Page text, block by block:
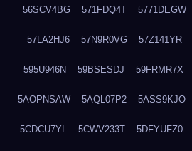
56SCV4BG 571FDQ4T 5771DEGW
57LA2HJ6 57N9R0VG 57Z141YR
595U946N 59BSESDJ 59FRMR7X
5AOPNSAW 5AQL07P2 5ASS9KJO
5CDCU7YL 5CWV233T 5DFYUFZ0